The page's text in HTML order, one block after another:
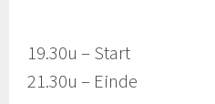
19.30u – Start
21.30u – Einde